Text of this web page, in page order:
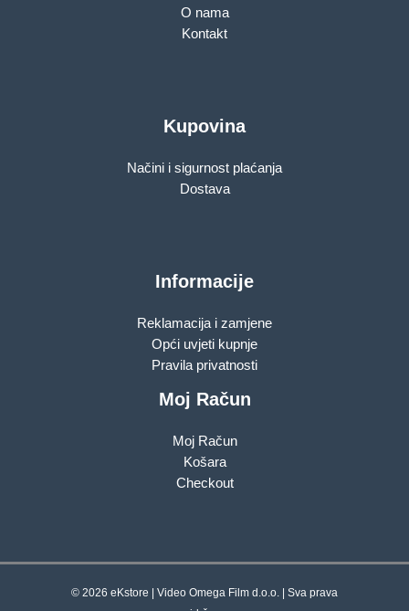
O nama
Kontakt
Kupovina
Načini i sigurnost plaćanja
Dostava
Informacije
Reklamacija i zamjene
Opći uvjeti kupnje
Pravila privatnosti
Moj Račun
Moj Račun
Košara
Checkout
© 2026 eKstore | Video Omega Film d.o.o. | Sva prava